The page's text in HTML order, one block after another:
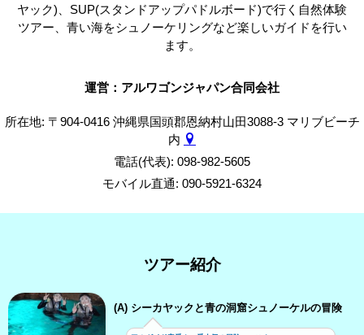
ヤック)、SUP(スタンドアップパドルボード)で行く自然体験
ツアー、青い海をシュノーケリングなど楽しいガイドを行い
ます。
運営：アルワゴンジャパン合同会社
所在地: 〒904-0416 沖縄県国頭郡恩納村山田3088-3 マリブビーチ
内
電話(代表): 098-982-5605
モバイル直通: 090-5921-6324
ツアー紹介
(A) シーカヤックと青の洞窟シュノーケルの冒険